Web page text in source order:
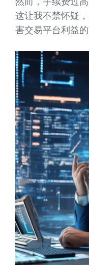
这让我不禁怀疑
害交易平台利益